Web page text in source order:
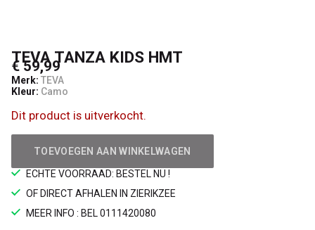
TEVA TANZA KIDS HMT
€ 59,99
Merk: TEVA
Kleur: Camo
Dit product is uitverkocht.
TOEVOEGEN AAN WINKELWAGEN
ECHTE VOORRAAD: BESTEL NU !
OF DIRECT AFHALEN IN ZIERIKZEE
MEER INFO : BEL 0111420080